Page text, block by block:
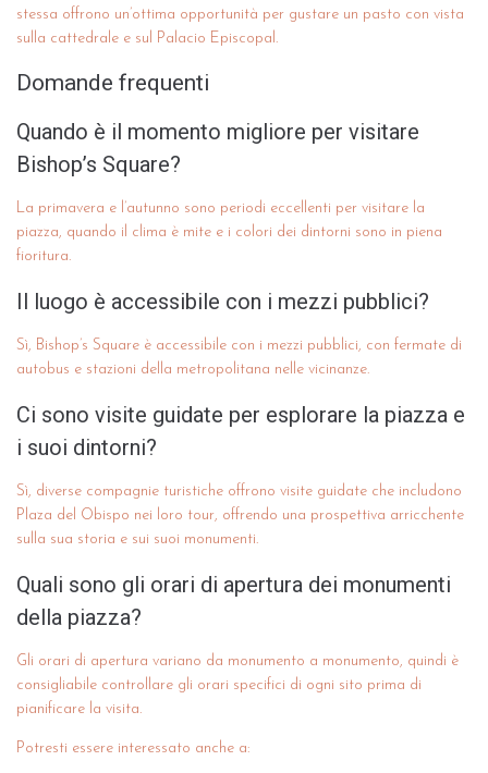
stessa offrono un’ottima opportunità per gustare un pasto con vista
sulla cattedrale e sul Palacio Episcopal.
Domande frequenti
Quando è il momento migliore per visitare
Bishop’s Square?
La primavera e l’autunno sono periodi eccellenti per visitare la
piazza, quando il clima è mite e i colori dei dintorni sono in piena
fioritura.
Il luogo è accessibile con i mezzi pubblici?
Sì, Bishop’s Square è accessibile con i mezzi pubblici, con fermate di
autobus e stazioni della metropolitana nelle vicinanze.
Ci sono visite guidate per esplorare la piazza e
i suoi dintorni?
Sì, diverse compagnie turistiche offrono visite guidate che includono
Plaza del Obispo nei loro tour, offrendo una prospettiva arricchente
sulla sua storia e sui suoi monumenti.
Quali sono gli orari di apertura dei monumenti
della piazza?
Gli orari di apertura variano da monumento a monumento, quindi è
consigliabile controllare gli orari specifici di ogni sito prima di
pianificare la visita.
Potresti essere interessato anche a: